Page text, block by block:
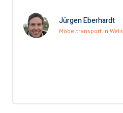
Jürgen Eberhardt
Möbeltransport in Wels